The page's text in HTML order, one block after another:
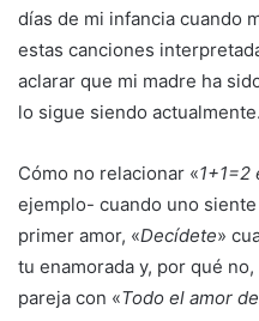
días de mi infancia cuando
estas canciones
aclarar que mi madre ha
lo sigue siendo actualmente.
Cómo no relacionar «1+1=2
ejemplo- cuando uno
primer amor, «Decídete»
tu enamorada y, por qué
pareja con «Todo el amor